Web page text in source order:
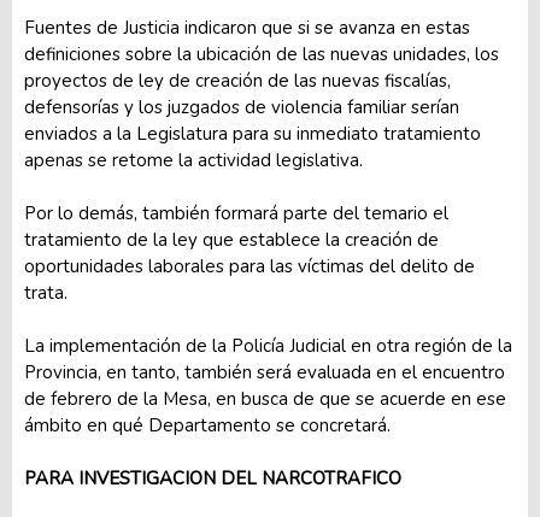
Fuentes de Justicia indicaron que si se avanza en estas
definiciones sobre la ubicación de las nuevas unidades, los
proyectos de ley de creación de las nuevas fiscalías,
defensorías y los juzgados de violencia familiar serían
enviados a la Legislatura para su inmediato tratamiento
apenas se retome la actividad legislativa.
Por lo demás, también formará parte del temario el
tratamiento de la ley que establece la creación de
oportunidades laborales para las víctimas del delito de
trata.
La implementación de la Policía Judicial en otra región de la
Provincia, en tanto, también será evaluada en el encuentro
de febrero de la Mesa, en busca de que se acuerde en ese
ámbito en qué Departamento se concretará.
PARA INVESTIGACION DEL NARCOTRAFICO